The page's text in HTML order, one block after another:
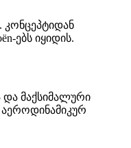
ებს იყიდის.
და მაქსიმალური